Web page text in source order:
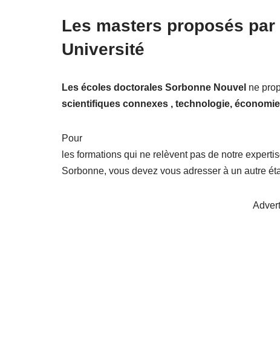
Les masters proposés
Université
Les écoles doctorales Sorbonne Nouvel ne
scientifiques connexes , technologie,
Pour
les formations qui ne relèvent pas de notre
Sorbonne, vous devez vous adresser à un autre